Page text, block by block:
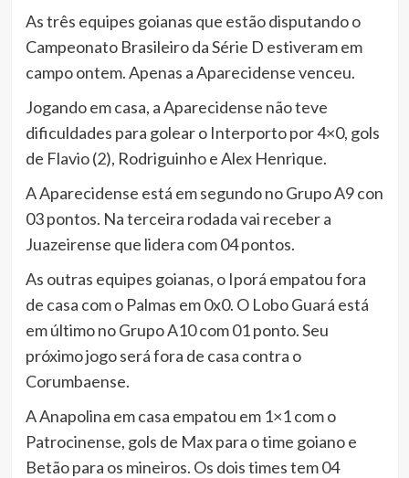
As três equipes goianas que estão disputando o
Campeonato Brasileiro da Série D estiveram em
campo ontem. Apenas a Aparecidense venceu.
Jogando em casa, a Aparecidense não teve
dificuldades para golear o Interporto por 4×0, gols
de Flavio (2), Rodriguinho e Alex Henrique.
A Aparecidense está em segundo no Grupo A9 con
03 pontos. Na terceira rodada vai receber a
Juazeirense que lidera com 04 pontos.
As outras equipes goianas, o Iporá empatou fora
de casa com o Palmas em 0x0. O Lobo Guará está
em último no Grupo A10 com 01 ponto. Seu
próximo jogo será fora de casa contra o
Corumbaense.
A Anapolina em casa empatou em 1×1 com o
Patrocinense, gols de Max para o time goiano e
Betão para os mineiros. Os dois times tem 04